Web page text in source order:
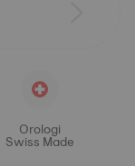
Orologi
Swiss Made